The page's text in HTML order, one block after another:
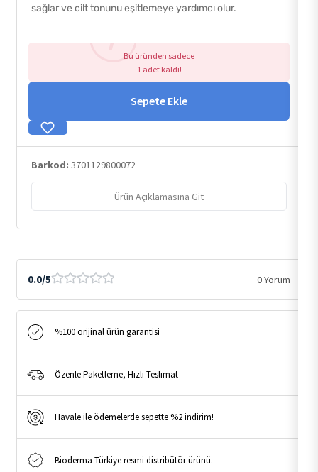
sağlar ve cilt tonunu eşitlemeye yardımcı olur.
Bu üründen sadece
1 adet kaldı!
Sepete Ekle
Barkod: 3701129800072
Ürün Açıklamasına Git
0.0/5 0 Yorum
%100 orijinal ürün garantisi
Özenle Paketleme, Hızlı Teslimat
Havale ile ödemelerde sepette %2 indirim!
Bioderma Türkiye resmi distribütör ürünü.